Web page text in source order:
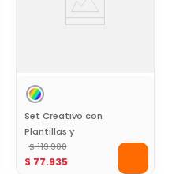
Set Creativo con
Plantillas y
Plumones Baby
Mine
$ 119.900
$ 77.935